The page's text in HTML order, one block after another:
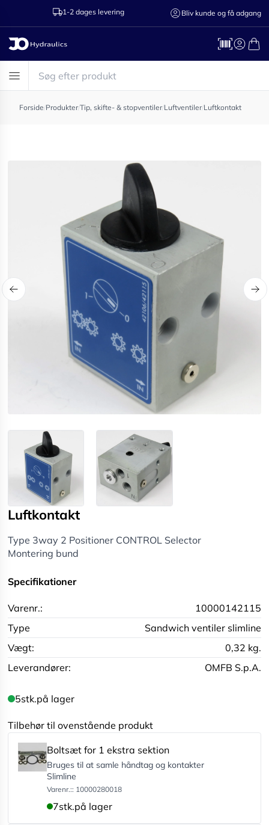
1-2 dages levering Ring til os
Bliv kunde og få adgang
Forside/Produkter/Tip, skifte- & stopventiler/Luftventiler/Luftkontakt
Luftkontakt
Type 3way 2 Positioner CONTROL Selector
Montering bund
Specifikationer
Varenr.:
10000142115
Type
Sandwich ventiler slimline
Vægt:
0,32 kg.
Leverandører:
OMFB S.p.A.
5stk.på lager
Tilbehør til ovenstående produkt
Boltsæt for 1 ekstra sektion
Bruges til at samle håndtag og kontakter
Slimline
Varenr.:: 10000280018
7stk.på lager